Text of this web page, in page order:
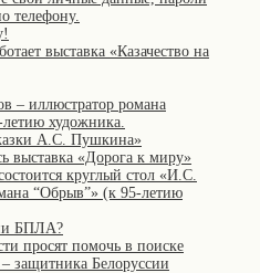
телефону.
выставка «Казачество на
– иллюстратор романа
художника.
А.С. Пушкина»
выставка «Дорога к миру»
круглый стол «И.С.
“Обрыв”» (к 95-летию
БПЛА?
просят помочь в поиске
защитника Белоруссии